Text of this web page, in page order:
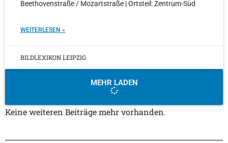
Beethovenstraße / Mozartstraße | Ortsteil: Zentrum-Süd
WEITERLESEN »
BILDLEXIKON LEIPZIG
MEHR LADEN
Keine weiteren Beiträge mehr vorhanden.